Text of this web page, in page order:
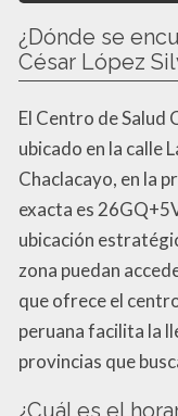
¿Dónde se
César López
El Centro de Salud
ubicado en la calle
Chaclacayo, en la
exacta es
ubicación
zona puedan
que ofrece el
peruana facilita la
provincias que
¿Cuál es el